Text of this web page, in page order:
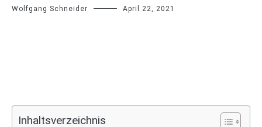
Wolfgang Schneider April 22, 2021
Inhaltsverzeichnis